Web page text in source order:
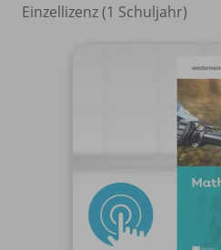
Einzellizenz (1 Schuljahr)